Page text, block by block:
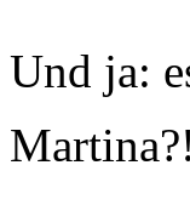
Und ja:
Martina?!